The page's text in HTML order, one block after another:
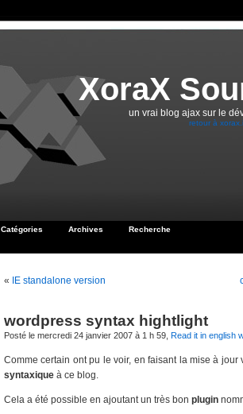
XoraX
un vrai blog ajax sur le
retour à
Catégories Archives
Recherche
« IE standalone version
wordpress syntax hightlight
Posté le mercredi 24 janvier 2007 à 1 h 59, Read it in english
Comme certain ont pu le voir, en faisant la mise à jour
syntaxique à ce blog.
Cela a été possible en ajoutant un très bon plugin